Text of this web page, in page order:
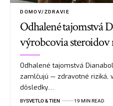
DOMOV/ZDRAVIE
Odhalené tajomstvá
výrobcovia steroidov
Odhalené tajomstvá
zamlčujú — zdravotné riziká,
dôsledky.…
BYSVETLO & TIEN 19 MIN READ